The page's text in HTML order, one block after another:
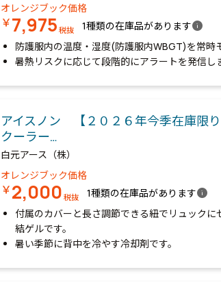
オレンジブック価格
￥7,975 税抜 1種類の在庫品がありますinfo
防護服内の温度・湿度(防護服内WBGT)を常時
暑熱リスクに応じて段階的にアラートを発信し
アイスノン 【２０２６年今季在庫
クーラー…
白元アース（株）
オレンジブック価格
￥2,000 税抜 1種類の在庫品がありますinfo
付属のカバーと長さ調節できる紐でリュック
結ゲルです。
暑い季節に背中を冷やす冷却剤です。